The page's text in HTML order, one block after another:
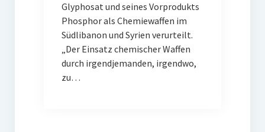
Glyphosat und seines Vorprodukts
Phosphor als Chemiewaffen im
Südlibanon und Syrien verurteilt.
„Der Einsatz chemischer Waffen
durch irgendjemanden, irgendwo,
zu…